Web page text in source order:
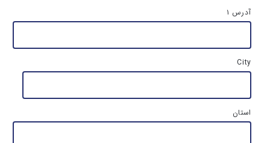
آدرس ۱
City
استان